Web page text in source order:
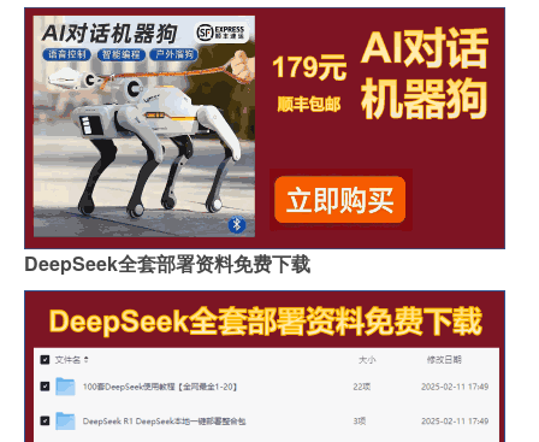
DeepSeek全套部署资料免费下载